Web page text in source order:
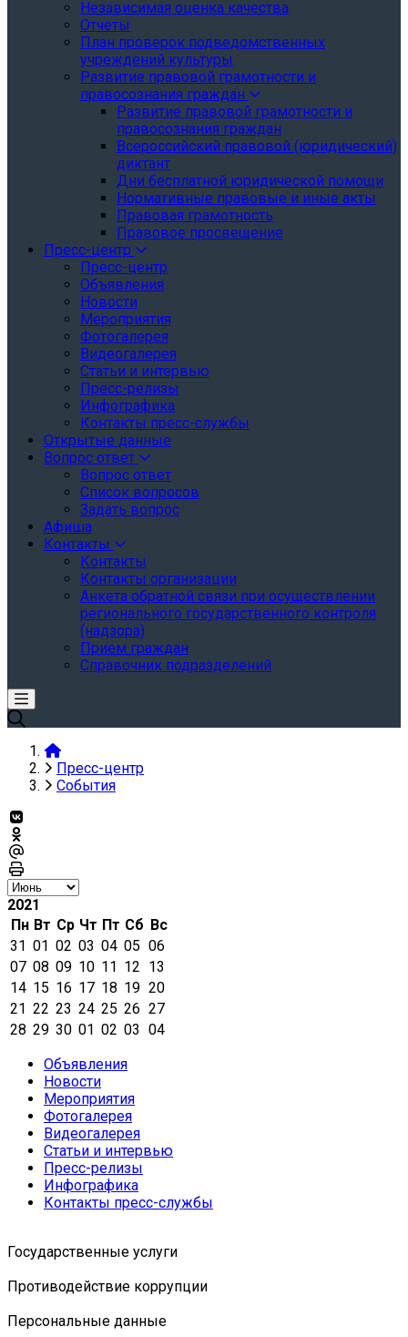
Независимая оценка качества
Отчеты
План проверок подведомственных
учреждений культуры
Развитие правовой грамотности и
правосознания граждан
Развитие правовой грамотности и
правосознания граждан
Всероссийский правовой (юридический)
диктант
Дни бесплатной юридической помощи
Нормативные правовые и иные акты
Правовая грамотность
Правовое просвещение
Пресс-центр
Пресс-центр
Объявления
Новости
Мероприятия
Фотогалерея
Видеогалерея
Статьи и интервью
Пресс-релизы
Инфографика
Контакты пресс-службы
Открытые данные
Вопрос ответ
Вопрос ответ
Список вопросов
Задать вопрос
Афиша
Контакты
Контакты
Контакты организации
Анкета обратной связи при осуществлении
регионального государственного контроля
(надзора)
Прием граждан
Справочник подразделений
Пресс-центр
События
2021
Пн Вт Ср Чт Пт Сб Вс
31 01 02 03 04 05 06
07 08 09 10 11 12 13
14 15 16 17 18 19 20
21 22 23 24 25 26 27
28 29 30 01 02 03 04
Объявления
Новости
Мероприятия
Фотогалерея
Видеогалерея
Статьи и интервью
Пресс-релизы
Инфографика
Контакты пресс-службы
Государственные услуги
Противодействие коррупции
Персональные данные